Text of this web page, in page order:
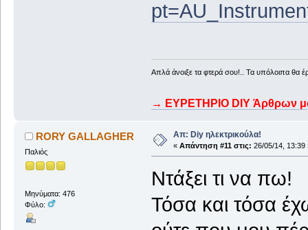
Απλά άνοιξε τα φτερά σου!.. Τα υπόλοιπα θα
→ ΕΥΡΕΤΗΡΙΟ DIY Άρθρων
RORY GALLAGHER
Παλιός
Μηνύματα: 476
Φύλο:
Απ: Diy ηλεκτρικούλα!
« Απάντηση #11 στις: 26/05/14, 13:39
Ντάξει τι να πω!
Τόσα και τόσα